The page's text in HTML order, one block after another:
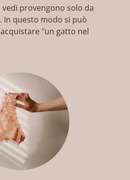
provengono solo da
. In questo modo si può
"un gatto nel